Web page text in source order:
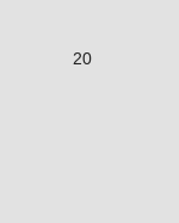
20